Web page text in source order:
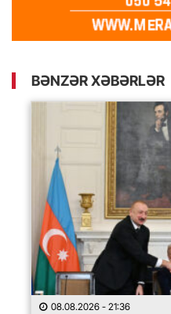
BƏNZƏR XƏBƏRLƏR
08.08.2026 - 21:36